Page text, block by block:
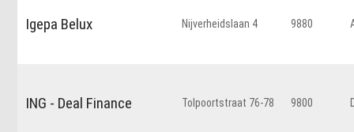
Igepa Belux Nijverheidslaan 4 9880
ING - Deal Finance Tolpoortstraat 76-78 9800